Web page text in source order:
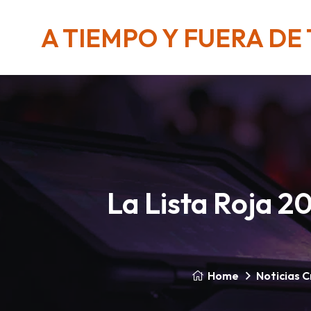
A TIEMPO Y FUERA
La Lista Roja
Home Noticias